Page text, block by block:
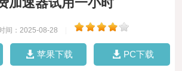
加速器试用一小时
间：2025-08-28
苹果下载 PC下载